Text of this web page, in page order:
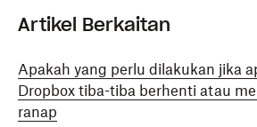
Artikel Berkaitan
Apakah yang perlu dilakukan jika
Dropbox tiba-tiba berhenti atau
ranap